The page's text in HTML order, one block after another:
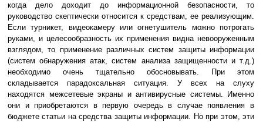
когда дело доходит до информационной безопасности, то
руководство скептически относится к средствам, ее реализующим.
Если турникет, видеокамеру или огнетушитель можно потрогать
руками, и целесообразность их применения видна невооруженным
взглядом, то применение различных систем защиты информации
(систем обнаружения атак, систем анализа защищенности и т.д.)
необходимо очень тщательно обосновывать. При этом
складывается парадоксальная ситуация. У всех на слуху
находятся межсетевые экраны и антивирусные системы. Именно
они и приобретаются в первую очередь в случае появления в
бюджете статьи на средства защиты информации. Но при этом, эти